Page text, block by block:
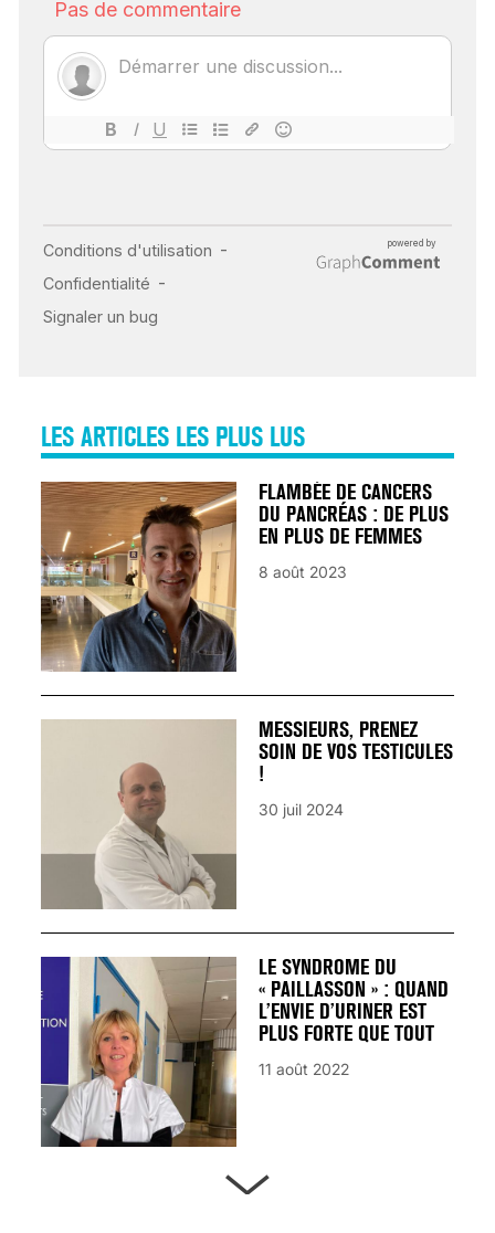
LES ARTICLES LES PLUS LUS
ÉCHO : DES IMAGES
POUR TOUTES LES
18 juil 2022
INSUFFISANCE
CARDIAQUE : LES
FLAMBÉE DE CANCERS
DU PANCRÉAS : DE PLUS
EN PLUS DE FEMMES
8 août 2023
MESSIEURS, PRENEZ
SOIN DE VOS TESTICULES
!
30 juil 2024
LE SYNDROME DU
« PAILLASSON » : QUAND
L’ENVIE D’URINER EST
PLUS FORTE QUE TOUT
11 août 2022